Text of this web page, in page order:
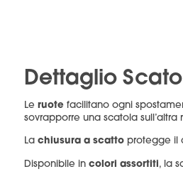
Dettaglio
Le ruotefacilitano ogni
sovrapporre una scatola sull’altra
La chiusura a scattoprotegge il
Disponibile incolori assortiti, la